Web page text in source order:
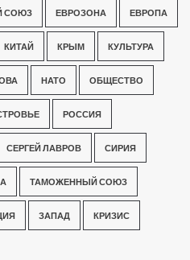
СОЮЗ ЕВРОЗОНА ЕВРОПА
КИТАЙ КРЫМ КУЛЬТУРА
НАТО ОБЩЕСТВО
РОССИЯ
СЕРГЕЙ ЛАВРОВ СИРИЯ
ТАМОЖЕННЫЙ СОЮЗ
ЗАПАД КРИЗИС